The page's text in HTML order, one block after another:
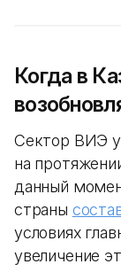
Когда в
Сектор ВИЭ
на
данный
страны
условиях
увеличение